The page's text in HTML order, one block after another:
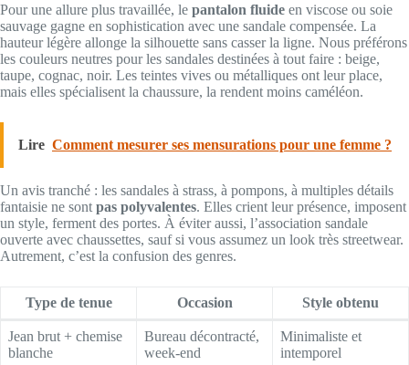
Pour une allure plus travaillée, le pantalon fluide en viscose ou soie
sauvage gagne en sophistication avec une sandale compensée. La
hauteur légère allonge la silhouette sans casser la ligne. Nous préférons
les couleurs neutres pour les sandales destinées à tout faire : beige,
taupe, cognac, noir. Les teintes vives ou métalliques ont leur place,
mais elles spécialisent la chaussure, la rendent moins caméléon.
Lire Comment mesurer ses mensurations pour une femme ?
Un avis tranché : les sandales à strass, à pompons, à multiples détails
fantaisie ne sont pas polyvalentes. Elles crient leur présence, imposent
un style, ferment des portes. À éviter aussi, l’association sandale
ouverte avec chaussettes, sauf si vous assumez un look très streetwear.
Autrement, c’est la confusion des genres.
Type de tenue Occasion Style obtenu
Jean brut + chemise
blanche
Bureau décontracté,
week-end
Minimaliste et
intemporel